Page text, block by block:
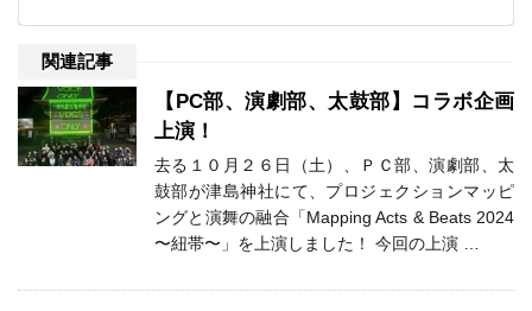
関連記事
【PC部、演劇部、太鼓部】コラボ企画
上演！
去る１０月２６日（土）、ＰＣ部、演劇部、太
鼓部が津島神社にて、プロジェクションマッピ
ングと演舞の融合「Mapping Acts & Beats 2024
〜紐帯〜」を上演しました！ 今回の上演 …